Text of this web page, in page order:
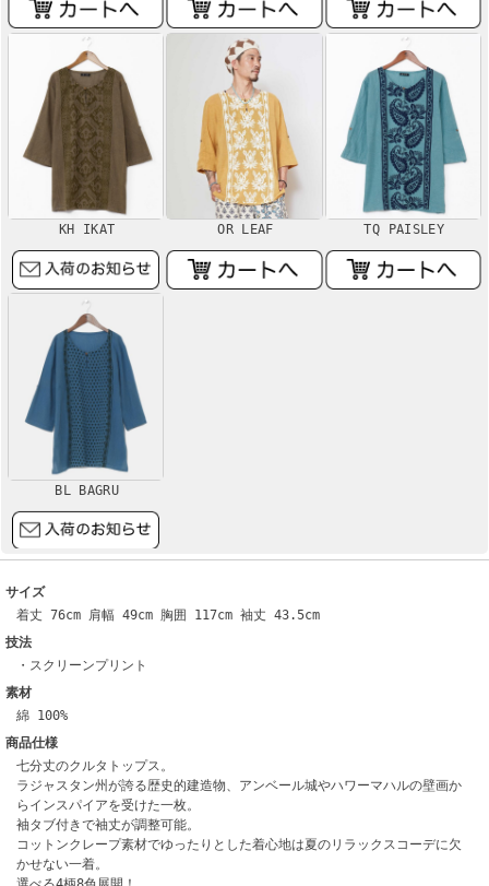
KH IKAT OR LEAF TQ PAISLEY
BL BAGRU
サイズ
着丈 76cm 肩幅 49cm 胸囲 117cm 袖丈 43.5cm
技法
・スクリーンプリント
素材
綿 100%
商品仕様
七分丈のクルタトップス。
ラジャスタン州が誇る歴史的建造物、アンベール城やハワーマハルの壁画か
らインスパイアを受けた一枚。
袖タブ付きで袖丈が調整可能。
コットンクレープ素材でゆったりとした着心地は夏のリラックスコーデに欠
かせない一着。